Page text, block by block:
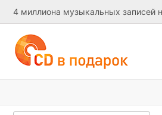
4 миллиона музыкальных записей